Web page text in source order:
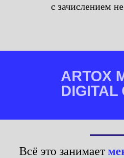
с зачислением
ARTOX
DIGITAL
Всё это занимает